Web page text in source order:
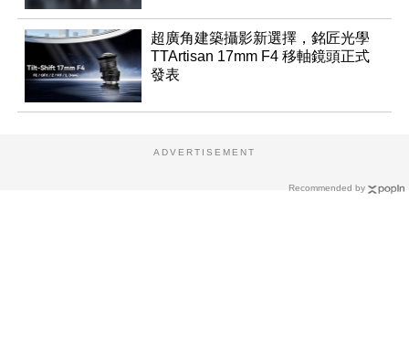
超廣角建築攝影新選擇，銘匠光學
TTArtisan 17mm F4 移軸鏡頭正式
發表
Recommended by
ADVERTISEMENT